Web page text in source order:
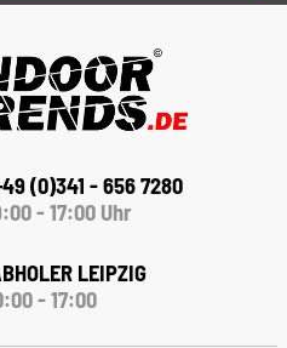
(0)341 - 656 7280
- 17:00 Uhr
LEIPZIG
- 17:00